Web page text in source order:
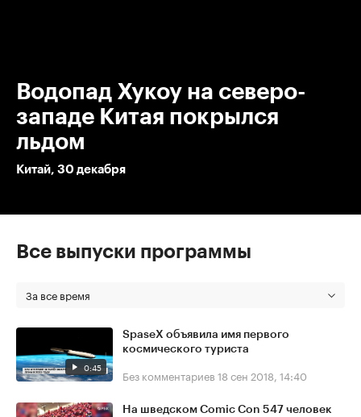
Водопад Хукоу на северо-
западе Китая покрылся
льдом
Китай, 30 декабря
Все выпуски программы
За все время
0:45
SpaseX объявила имя первого
космического туриста
Без комментариев 18 сен 2018, 14:40
На шведском Comic Con 547 человек